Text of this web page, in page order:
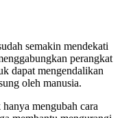
semakin mendekati
perangkat
dapat mengendalikan
oleh manusia.
mengubah cara